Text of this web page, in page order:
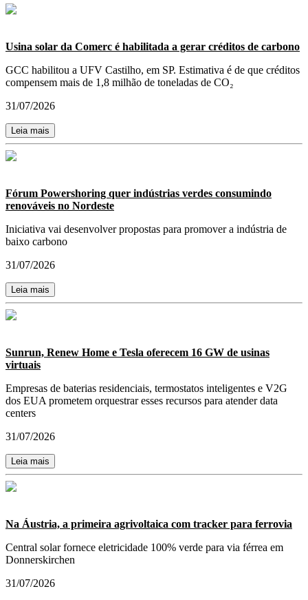
Usina solar da Comerc é habilitada a gerar créditos de carbono
GCC habilitou a UFV Castilho, em SP. Estimativa é de que créditos
compensem mais de 1,8 milhão de toneladas de CO₂
31/07/2026
Leia mais
Fórum Powershoring quer indústrias verdes consumindo
renováveis no Nordeste
Iniciativa vai desenvolver propostas para promover a indústria de
baixo carbono
31/07/2026
Leia mais
Sunrun, Renew Home e Tesla oferecem 16 GW de usinas
virtuais
Empresas de baterias residenciais, termostatos inteligentes e V2G
dos EUA prometem orquestrar esses recursos para atender data
centers
31/07/2026
Leia mais
Na Áustria, a primeira agrivoltaica com tracker para ferrovia
Central solar fornece eletricidade 100% verde para via férrea em
Donnerskirchen
31/07/2026